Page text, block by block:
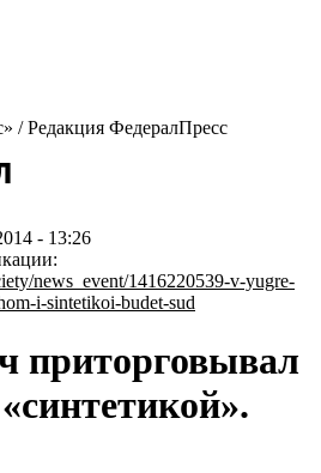
/Редакция ФедералПресс
- 13:26
news_event/1416220539-v-yugre-
i-sintetikoi-budet-sud
приторговывал